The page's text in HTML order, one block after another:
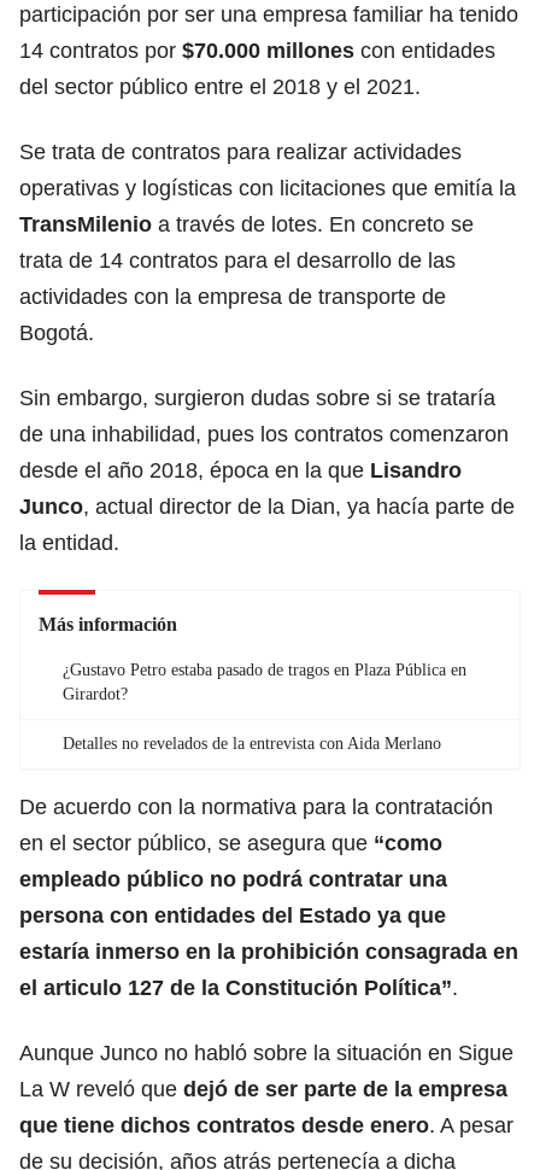
participación por ser una empresa familiar ha tenido
14 contratos por $70.000 millones con entidades
del sector público entre el 2018 y el 2021.
Se trata de contratos para realizar actividades
operativas y logísticas con licitaciones que emitía la
TransMilenio a través de lotes. En concreto se
trata de 14 contratos para el desarrollo de las
actividades con la empresa de transporte de
Bogotá.
Sin embargo, surgieron dudas sobre si se trataría
de una inhabilidad, pues los contratos comenzaron
desde el año 2018, época en la que Lisandro
Junco, actual director de la Dian, ya hacía parte de
la entidad.
Más información
¿Gustavo Petro estaba pasado de tragos en Plaza Pública en
Girardot?
Detalles no revelados de la entrevista con Aida Merlano
De acuerdo con la normativa para la contratación
en el sector público, se asegura que “como
empleado público no podrá contratar una
persona con entidades del Estado ya que
estaría inmerso en la prohibición consagrada en
el articulo 127 de la Constitución Política”.
Aunque Junco no habló sobre la situación en Sigue
La W reveló que dejó de ser parte de la empresa
que tiene dichos contratos desde enero. A pesar
de su decisión, años atrás pertenecía a dicha